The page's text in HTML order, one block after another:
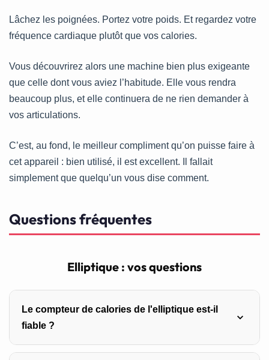
Lâchez les poignées. Portez votre poids. Et regardez votre
fréquence cardiaque plutôt que vos calories.
Vous découvrirez alors une machine bien plus exigeante
que celle dont vous aviez l’habitude. Elle vous rendra
beaucoup plus, et elle continuera de ne rien demander à
vos articulations.
C’est, au fond, le meilleur compliment qu’on puisse faire à
cet appareil : bien utilisé, il est excellent. Il fallait
simplement que quelqu’un vous dise comment.
Questions fréquentes
Elliptique : vos questions
Le compteur de calories de l'elliptique est-il
fiable ?